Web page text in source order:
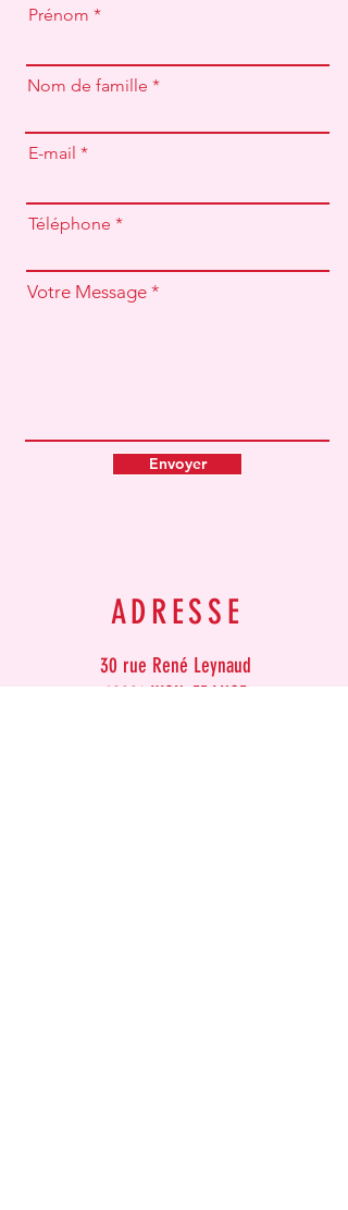
Prénom
Nom de famille
E-mail
Téléphone
Votre Message
Envoyer
ADRESSE
30 rue René Leynaud
69001 LYON , FRANCE